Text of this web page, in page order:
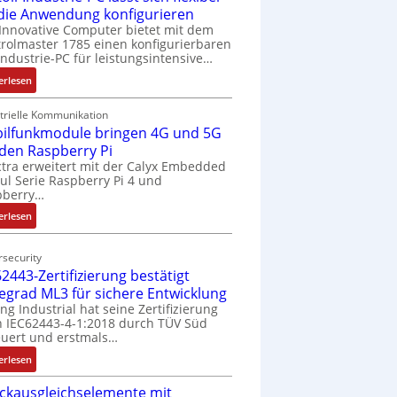
Anwendung konfigurieren
Computer bietet mit dem
1785 einen konfigurierbaren
PC für leistungsintensive…
:
1
9
-
Z
o
l
l
-
I
d
u
s
t
r
i
e
Kommunikation
bringen 4G und 5G
Raspberry Pi
erweitert mit der Calyx Embedded
Serie Raspberry Pi 4 und
:
M
b
i
l
f
u
n
k
Zertifizierung bestätigt
ML3 für sichere Entwicklung
Industrial hat seine Zertifizierung
IEC62443-4-1:2018 durch TÜV Süd
und erstmals…
:
I
E
mit